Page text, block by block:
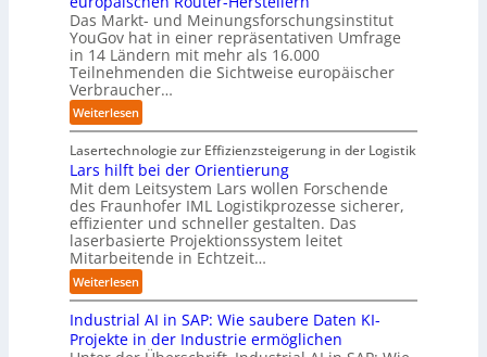
s
c
h
l
a
n
d
i
s
n
a
h
e
A
u
t
o
m
a
t
i
s
i
e
r
u
d
i
e
Z
u
k
u
f
t
d
e
r
I
n
d
u
s
t
T
e
a
m
t
r
i
t
I
n
d
u
s
t
r
a
l
e
r
s
a
l
u
o
a
t
i
o
n
.
O
r
g
Das Markt- und Meinungsforschungsinstitut
YouGov hat in einer repräsentativen Umfrage
in 14 Ländern mit mehr als 16.000
Teilnehmenden die Sichtweise europäischer
Verbraucher…
Weiterlesen:
S
t
u
d
i
e
z
e
g
t
M
i
Lasertechnologie zur Effizienzsteigerung in der Logistik
Lars hilft bei der Orientierung
Mit dem Leitsystem Lars wollen Forschende
des Fraunhofer IML Logistikprozesse sicherer,
effizienter und schneller gestalten. Das
laserbasierte Projektionssystem leitet
Mitarbeitende in Echtzeit…
Weiterlesen:
L
a
r
Industrial AI in SAP: Wie saubere Daten KI-
Projekte in der Industrie ermöglichen